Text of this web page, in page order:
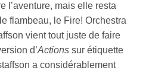
l’aventure, mais elle resta
flambeau, le Fire! Orchestra
vient tout juste de faire
d’Actions sur étiquette
a considérablement